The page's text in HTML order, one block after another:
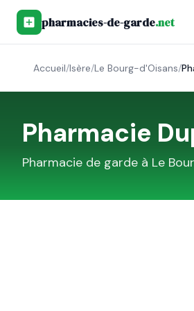
pharmacies-de-garde.net
Accueil/Isère/Le Bourg-d'Oisans/
Pharmacie
Pharmacie de garde à Le